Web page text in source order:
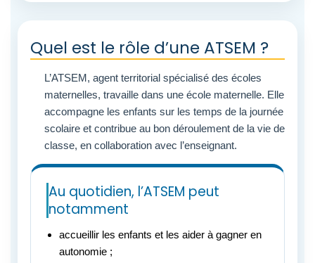
Quel est le rôle d’une ATSEM ?
L’ATSEM, agent territorial spécialisé des écoles
maternelles, travaille dans une école maternelle. Elle
accompagne les enfants sur les temps de la journée
scolaire et contribue au bon déroulement de la vie de
classe, en collaboration avec l’enseignant.
Au quotidien, l’ATSEM peut
notamment
accueillir les enfants et les aider à gagner en
autonomie ;